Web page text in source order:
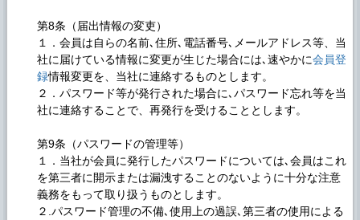
第8条（届出情報の変吏）
１．会員は自らの名前､住所､電話番号､メールアドレス等、当
社に届けている情報に変更が生じた場合には､速やかに会員登
録情報変更を、当社に連絡するものとします。
２．パスワード等が発行された場合に､パスワード忘れ等を当
社に連絡することで、再発行を受けることとします。
第9条（パスワードの管理等）
１．当社が会員に発行したパスワードについては､会員はこれ
を第三者に開示または漏洩することのないように十分な注意
義務をもって取り扱うものとします。
２.パスワード管理の不備､使用上の過誤､第三者の使用による